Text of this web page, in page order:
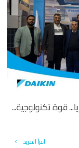
تكنولوجية...
اقرأ المزيد